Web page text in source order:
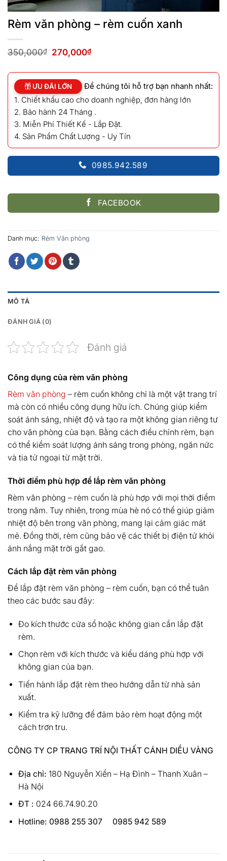
Rèm văn phòng – rèm cuốn xanh
350,000₫
Giá
350,000₫.
270,000₫Giá
270,000₫.
ƯU ĐÃI LỚN
Để chúng tôi hỗ trợ bạn nhanh nhất:
1. Chiết khấu cao cho doanh nghiệp, đơn hàng lớn
2. Bảo hành 24 Tháng .
3. Miễn Phí Thiết Kế - Lắp Đặt.
4. Sản Phẩm Chất Lượng - Uy Tín
0985.942.589
FACEBOOK
Danh mục: Rèm Văn phòng
MÔ TẢ
ĐÁNH GIÁ (0)
Đánh giá
Công dụng của rèm văn phòng
Rèm văn phòng – rèm cuốn không chỉ là một vật trang trí
mà còn có nhiều công dụng hữu ích. Chúng giúp kiểm
soát ánh sáng, nhiệt độ và tạo ra một không gian riêng tư
cho văn phòng của bạn. Bằng cách điều chỉnh rèm, bạn
có thể kiểm soát lượng ánh sáng trong phòng, ngăn nức
và tia tử ngoại từ mặt trời.
Thời điểm phù hợp để lắp rèm văn phòng
Rèm văn phòng – rèm cuốn là phù hợp với mọi thời điểm
trong năm. Tuy nhiên, trong mùa hè nó có thể giúp giảm
nhiệt độ bên trong văn phòng, mang lại cảm giác mát
mẻ. Đồng thời, rèm cũng bảo vệ các thiết bị điện tử khỏi
ánh nắng mặt trời gắt gao.
Cách lắp đặt rèm văn phòng
Để lắp đặt rèm văn phòng – rèm cuốn, bạn có thể tuân
theo các bước sau đây:
Đo kích thước cửa sổ hoặc không gian cần lắp đặt
rèm.
Chọn rèm với kích thước và kiểu dáng phù hợp với
không gian của bạn.
Tiến hành lắp đặt rèm theo hướng dẫn từ nhà sản
xuất.
Kiểm tra kỹ lưỡng để đảm bảo rèm hoạt động một
cách trơn tru.
CÔNG TY CP TRANG TRÍ NỘI THẤT CÁNH DIỀU VÀNG
Địa chỉ: 180 Nguyễn Xiển – Hạ Đình – Thanh Xuân –
Hà Nội
ĐT : 024 66.74.90.20
Hotline: 0988 255 307 0985 942 589